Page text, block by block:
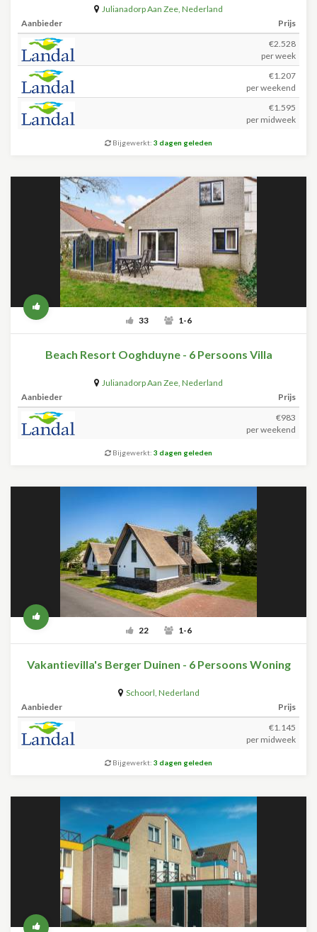
Julianadorp Aan Zee, Nederland
Aanbieder
Prijs
€2.528
per week
€1.207
per weekend
€1.595
per midweek
Bijgewerkt: 3 dagen geleden
33 1-6
Beach Resort Ooghduyne - 6 Persoons Villa
Julianadorp Aan Zee, Nederland
Aanbieder
Prijs
€983
per weekend
Bijgewerkt: 3 dagen geleden
22 1-6
Vakantievilla's Berger Duinen - 6 Persoons Woning
Schoorl, Nederland
Aanbieder
Prijs
€1.145
per midweek
Bijgewerkt: 3 dagen geleden